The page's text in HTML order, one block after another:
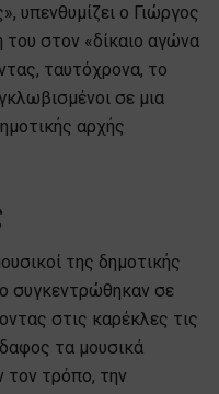
υπενθυμίζει ο Γιώργος
στον «δίκαιο αγώνα
ταυτόχρονα, το
σε μια
αρχής
της δημοτικής
συγκεντρώθηκαν σε
στις καρέκλες τις
τα μουσικά
τον τρόπο, την